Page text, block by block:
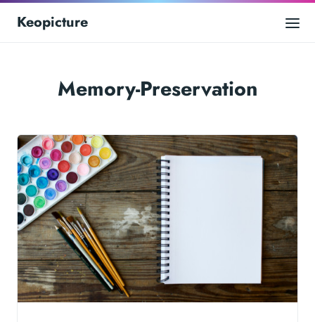
Keopicture
Memory-Preservation